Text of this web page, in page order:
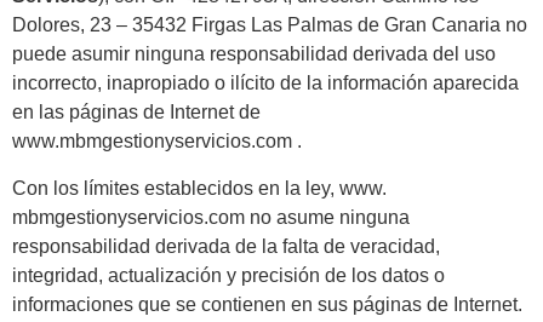
Dolores, 23 – 35432 Firgas Las Palmas de Gran Canaria no
puede asumir ninguna responsabilidad derivada del uso
incorrecto, inapropiado o ilícito de la información aparecida
en las páginas de Internet de
www.mbmgestionyservicios.com .
Con los límites establecidos en la ley, www.
mbmgestionyservicios.com no asume ninguna
responsabilidad derivada de la falta de veracidad,
integridad, actualización y precisión de los datos o
informaciones que se contienen en sus páginas de Internet.